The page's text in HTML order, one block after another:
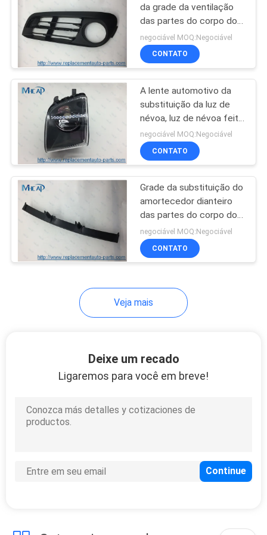
Auto filtro de ar
82
filtros de óleo de
auto
Auto pastilhas dos
da grade da ventilação
das partes do corpo do
veículo 51117331731
51117331732
negociável MOQ:Negociável
CONTATO
A lente automotivo da
substituição da luz de
névoa, luz de névoa feita
sob encomenda cobre a
parte dianteira
negociável MOQ:Negociável
CONTATO
Grade da substituição do
amortecedor dianteiro
das partes do corpo do
tipo da substituição a
auto guarda
51117033702
negociável MOQ:Negociável
CONTATO
Veja mais
Deixe um recado
Ligaremos para você em breve!